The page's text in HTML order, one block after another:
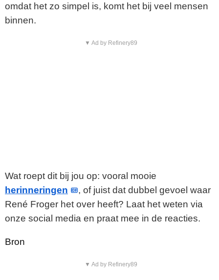
omdat het zo simpel is, komt het bij veel mensen
binnen.
▼ Ad by Refinery89
Wat roept dit bij jou op: vooral mooie
herinneringen
, of juist dat dubbel gevoel waar
René Froger het over heeft? Laat het weten via
onze social media en praat mee in de reacties.
Bron
▼ Ad by Refinery89